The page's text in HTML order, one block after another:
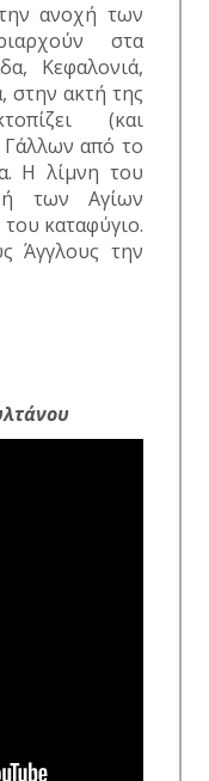
ανοχή των
στα
Κεφαλονιά,
στην ακτή της
(και
Γάλλων από το
Η λίμνη του
των Αγίων
καταφύγιο.
Άγγλους την